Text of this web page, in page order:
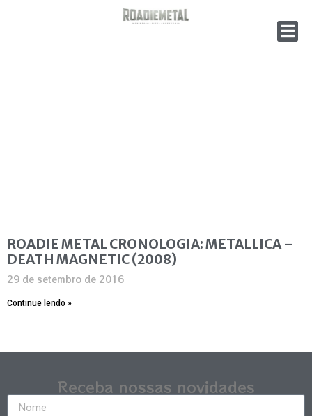
ROADIE METAL CRONOLOGIA: METALLICA –
DEATH MAGNETIC (2008)
29 de setembro de 2016
Continue lendo »
Receba nossas novidades